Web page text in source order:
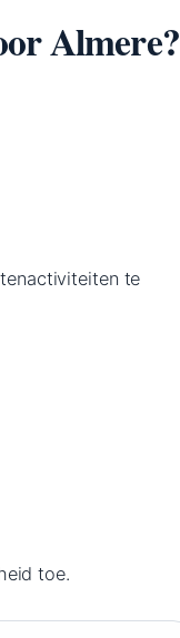
Almere?
te
toe.